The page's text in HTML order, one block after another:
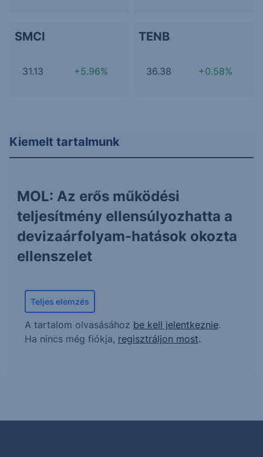
SMCI
31.13 +5.96%
TENB
36.38 +0.58%
Kiemelt tartalmunk
MOL: Az erős működési
teljesítmény ellensúlyozhatta a
devizaárfolyam-hatások okozta
ellenszelet
Teljes elemzés
A tartalom olvasásához be kell jelentkeznie.
Ha nincs még fiókja, regisztráljon most.